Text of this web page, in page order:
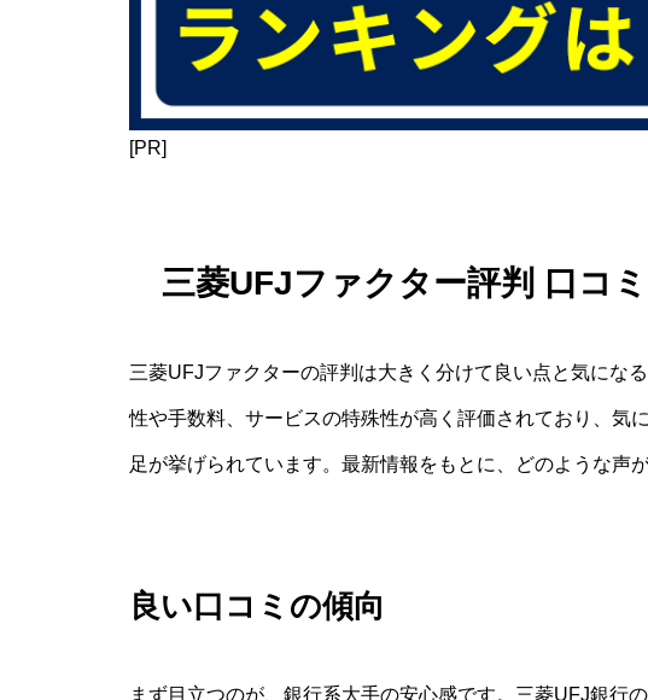
[PR]
三菱UFJファクター評判 口コ
三菱UFJファクターの評判は大きく分けて良い点と気にな
性や手数料、サービスの特殊性が高く評価されており、気
足が挙げられています。最新情報をもとに、どのような声
良い口コミの傾向
まず目立つのが、銀行系大手の安心感です。三菱UFJ銀行